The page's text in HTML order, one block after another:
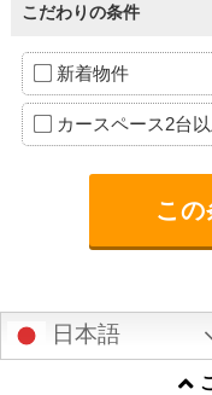
こだわりの条件
新着物件
カースペース2台
日本語